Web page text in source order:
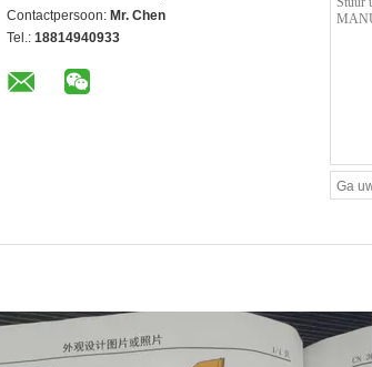
Contactpersoon: Mr. Chen
Tel.: 18814940933